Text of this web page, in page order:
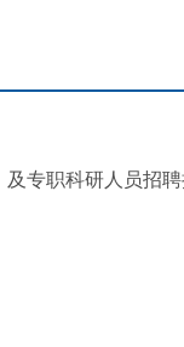
职科研人员招聘